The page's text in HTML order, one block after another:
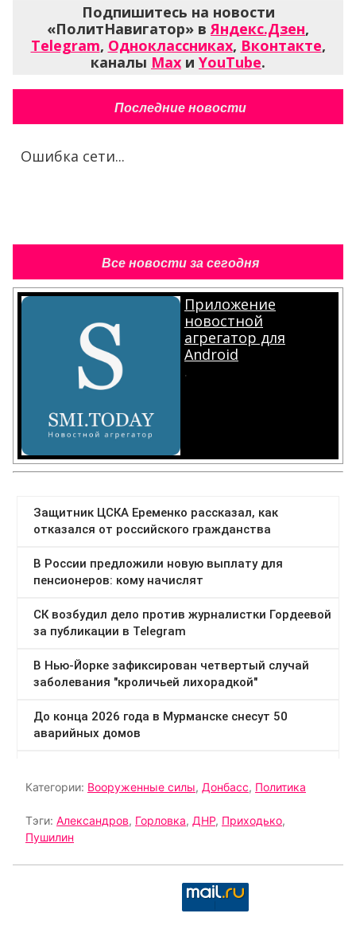
Подпишитесь на новости
«ПолитНавигатор» вЯндекс.Дзен,
Telegram, Одноклассниках, Вконтакте,
каналы Max и YouTube.
Последние новости
Ошибка сети...
Все новости за сегодня
Приложение
новостной
агрегатор для
Android
.
Категории: Вооруженные силы, Донбасс, Политика
Тэги: Александров, Горловка, ДНР, Приходько,
Пушилин